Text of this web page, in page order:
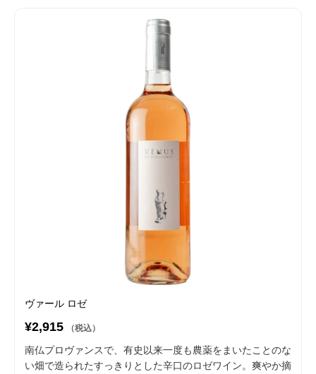
ヴァール ロゼ
¥2,915 （税込）
南仏プロヴァンスで、有史以来一度も農薬をまいたことのな
い畑で造られたすっきりとした辛口のロゼワイン。爽やか摘